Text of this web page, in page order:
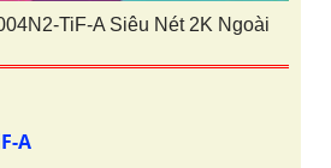
TiF-A Siêu Nét 2K Ngoài
A